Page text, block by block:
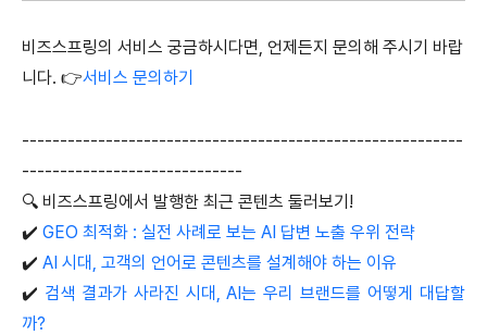
비즈스프링의 서비스 궁금하시다면, 언제든지 문의해 주시기 바랍
니다. 👉서비스 문의하기
----------------------------------------------------------
-----------------------------
🔍 비즈스프링에서 발행한 최근 콘텐츠 둘러보기!
✔️ GEO 최적화 : 실전 사례로 보는 AI 답변 노출 우위 전략
✔️ AI 시대, 고객의 언어로 콘텐츠를 설계해야 하는 이유
✔️ 검색 결과가 사라진 시대, AI는 우리 브랜드를 어떻게 대답할
까?